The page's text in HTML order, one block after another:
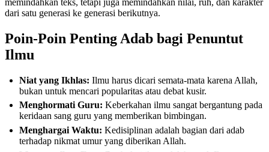
memindahkan teks, tetapi juga memindahkan nilai, ruh, dan karakter
dari satu generasi ke generasi berikutnya.
Poin-Poin Penting Adab bagi Penuntut
Ilmu
Niat yang Ikhlas: Ilmu harus dicari semata-mata karena Allah,
bukan untuk mencari popularitas atau debat kusir.
Menghormati Guru: Keberkahan ilmu sangat bergantung pada
keridaan sang guru yang memberikan bimbingan.
Menghargai Waktu: Kedisiplinan adalah bagian dari adab
terhadap nikmat umur yang diberikan Allah.